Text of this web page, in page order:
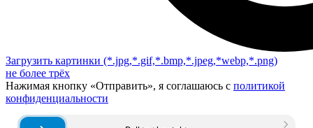
Загрузить картинки (*.jpg,*.gif,*.bmp,*.jpeg,*webp,*.png)
не более трёх
Нажимая кнопку «Отправить», я соглашаюсь с политикой
конфиденциальности